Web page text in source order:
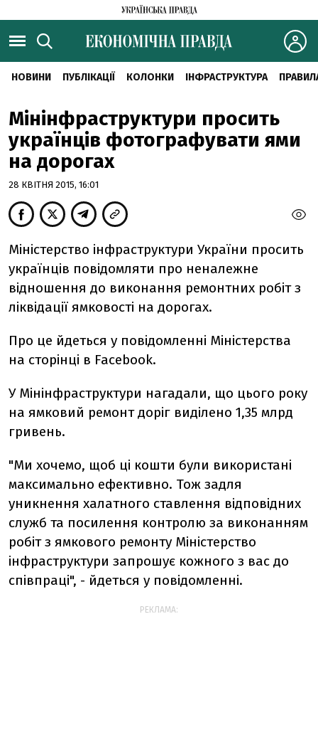
НОВИНИ ПУБЛІКАЦІЇ КОЛОНКИ ІНФРАСТРУКТУРА
Мінінфраструктури просить
українців фотографувати ями
на дорогах
28 КВІТНЯ 2015, 16:01
Міністерство інфраструктури України просить
українців повідомляти про неналежне
відношення до виконання ремонтних робіт з
ліквідації ямковості на дорогах.
Про це йдеться у повідомленні Міністерства
на сторінці в Facebook.
У Мінінфраструктури нагадали, що цього року
на ямковий ремонт доріг виділено 1,35 млрд
гривень.
"Ми хочемо, щоб ці кошти були використані
максимально ефективно. Тож задля
уникнення халатного ставлення відповідних
служб та посилення контролю за виконанням
робіт з ямкового ремонту Міністерство
інфраструктури запрошує кожного з вас до
співпраці", - йдеться у повідомленні.
РЕКЛАМА: